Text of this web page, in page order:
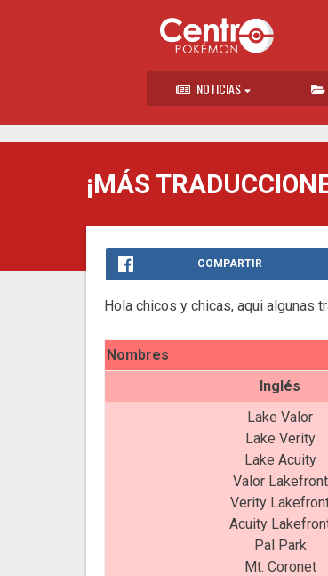
NOTICIAS
¡MÁS
COMPARTIR
Hola chicos y chicas, aqui algunas
Nombres
Inglés
Lake Valor
Lake Verity
Lake Acuity
Valor Lakefront
Verity
Acuity
Pal Park
Mt. Coronet